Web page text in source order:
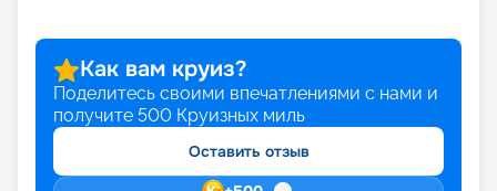
Как вам круиз?
Поделитесь своими впечатлениями с нами и
получите 500 Круизных миль
Оставить отзыв